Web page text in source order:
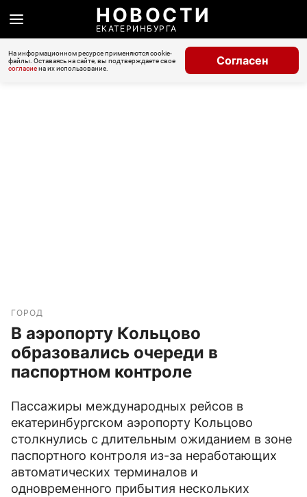
НОВОСТИ
ЕКАТЕРИНБУРГА
На информационном ресурсе применяются cookie-
файлы. Оставаясь на сайте, вы подтверждаете свое
согласиена их использование.
Согласен
ГОРОД
В аэропорту Кольцово
образовались очереди в
паспортном контроле
Пассажиры международных рейсов в
екатеринбургском аэропорту Кольцово
столкнулись с длительным ожиданием в зоне
паспортного контроля из-за неработающих
автоматических терминалов и
одновременного прибытия нескольких